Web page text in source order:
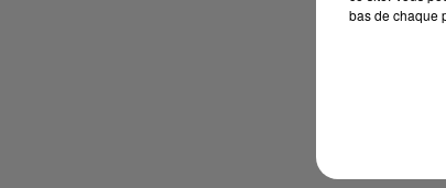
bas de chaque